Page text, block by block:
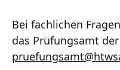
Bei fachlichen
das Prüfungsamt
pruefungsamt@